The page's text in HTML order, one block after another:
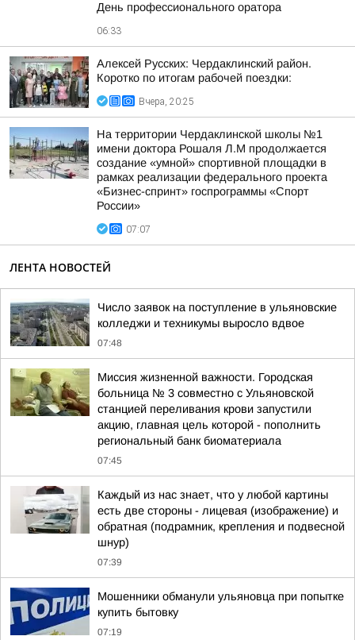
День профессионального оратора
06:33
Алексей Русских: Чердаклинский район.
Коротко по итогам рабочей поездки:
Вчера, 20:25
На территории Чердаклинской школы №1
имени доктора Рошаля Л.М продолжается
создание «умной» спортивной площадки в
рамках реализации федерального проекта
«Бизнес-спринт» госпрограммы «Спорт
России»
07:07
ЛЕНТА НОВОСТЕЙ
Число заявок на поступление в ульяновские
колледжи и техникумы выросло вдвое
07:48
Миссия жизненной важности. Городская
больница № 3 совместно с Ульяновской
станцией переливания крови запустили
акцию, главная цель которой - пополнить
региональный банк биоматериала
07:45
Каждый из нас знает, что у любой картины
есть две стороны - лицевая (изображение) и
обратная (подрамник, крепления и подвесной
шнур)
07:39
Мошенники обманули ульяновца при попытке
купить бытовку
07:19